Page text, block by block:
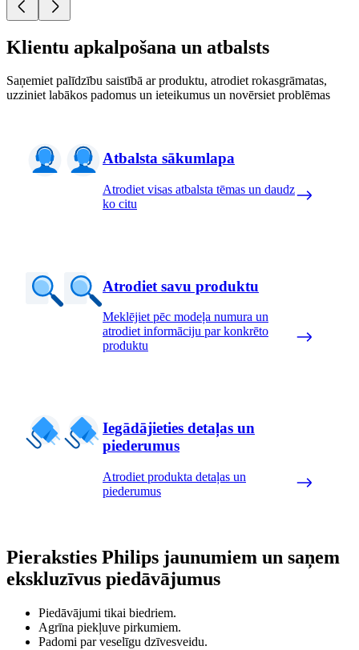
Klientu apkalpošana un atbalsts
Saņemiet palīdzību saistībā ar produktu, atrodiet rokasgrāmatas,
uzziniet labākos padomus un ieteikumus un novērsiet problēmas
Atbalsta sākumlapa
Atrodiet visas atbalsta tēmas un daudz
ko citu
Atrodiet savu produktu
Meklējiet pēc modeļa numura un
atrodiet informāciju par konkrēto
produktu
Iegādājieties detaļas un
piederumus
Atrodiet produkta detaļas un
piederumus
Pieraksties Philips jaunumiem un saņem
ekskluzīvus piedāvājumus
Piedāvājumi tikai biedriem.
Agrīna piekļuve pirkumiem.
Padomi par veselīgu dzīvesveidu.